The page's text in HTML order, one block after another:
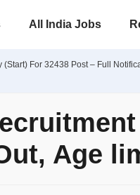
All India Jobs
For 32438 Post – Full
Age